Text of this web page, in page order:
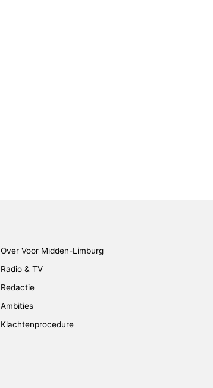
Over Voor Midden-Limburg
Radio & TV
Redactie
Ambities
Klachtenprocedure